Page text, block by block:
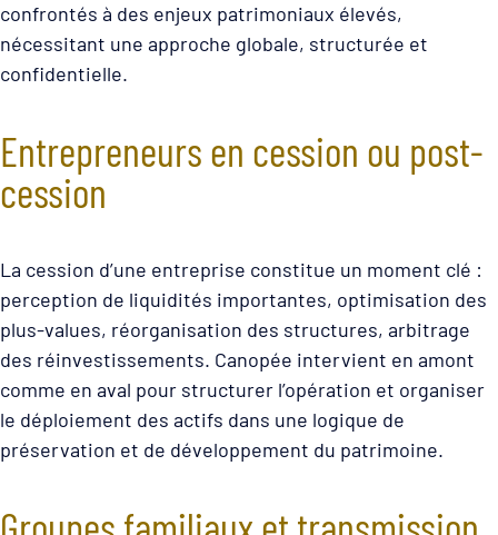
confrontés à des enjeux patrimoniaux élevés,
nécessitant une approche globale, structurée et
confidentielle.
Entrepreneurs en cession ou post-
cession
La cession d’une entreprise constitue un moment clé :
perception de liquidités importantes, optimisation des
plus-values, réorganisation des structures, arbitrage
des réinvestissements. Canopée intervient en amont
comme en aval pour structurer l’opération et organiser
le déploiement des actifs dans une logique de
préservation et de développement du patrimoine.